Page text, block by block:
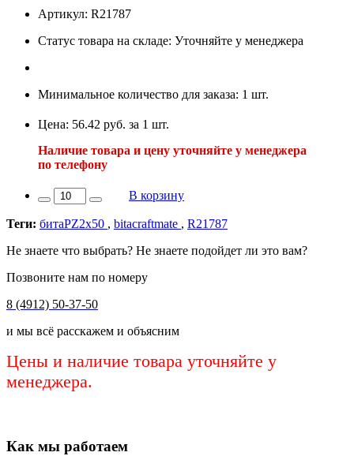
Артикул: R21787
Статус товара на складе: Уточняйте у менеджера
Минимальное количество для заказа: 1 шт.
Цена: 56.42 руб. за 1 шт.
Наличие товара и цену уточняйте у менеджера
по телефону
В корзину
Теги: битаРZ2х50 , bitacraftmate , R21787
Не знаете что выбрать? Не знаете подойдет ли это вам?
Позвоните нам по номеру
8 (4912) 50-37-50
и мы всё расскажем и объясним
Цены и наличие товара уточняйте у
менеджера.
Как мы работаем